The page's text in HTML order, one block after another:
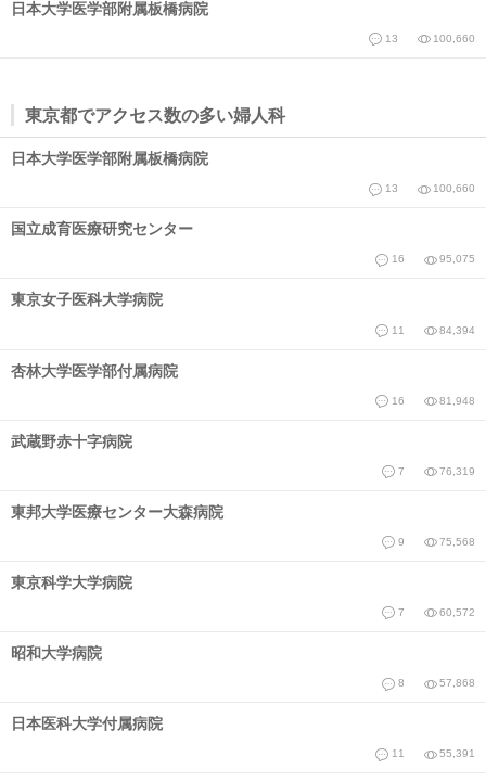
日本大学医学部附属板橋病院
13 100,660
東京都でアクセス数の多い婦人科
日本大学医学部附属板橋病院
13 100,660
国立成育医療研究センター
16 95,075
東京女子医科大学病院
11 84,394
杏林大学医学部付属病院
16 81,948
武蔵野赤十字病院
7 76,319
東邦大学医療センター大森病院
9 75,568
東京科学大学病院
7 60,572
昭和大学病院
8 57,868
日本医科大学付属病院
11 55,391